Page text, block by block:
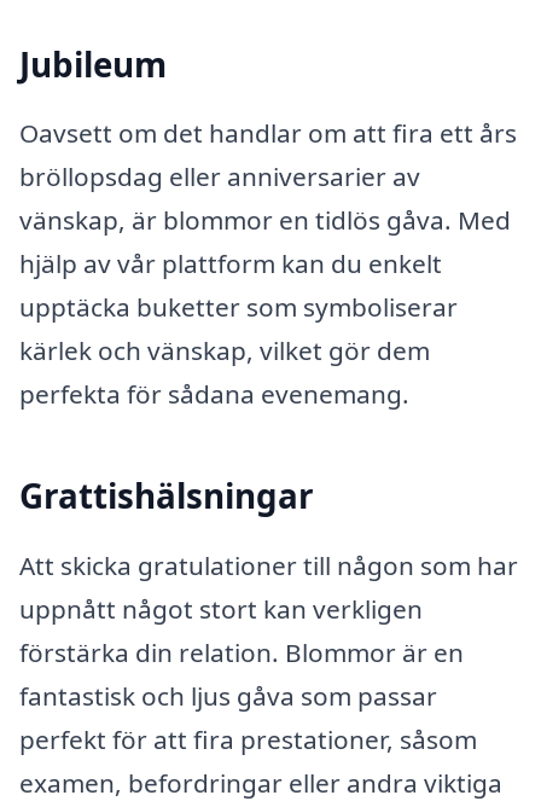
Jubileum
Oavsett om det handlar om att fira ett års
bröllopsdag eller anniversarier av
vänskap, är blommor en tidlös gåva. Med
hjälp av vår plattform kan du enkelt
upptäcka buketter som symboliserar
kärlek och vänskap, vilket gör dem
perfekta för sådana evenemang.
Grattishälsningar
Att skicka gratulationer till någon som har
uppnått något stort kan verkligen
förstärka din relation. Blommor är en
fantastisk och ljus gåva som passar
perfekt för att fira prestationer, såsom
examen, befordringar eller andra viktiga